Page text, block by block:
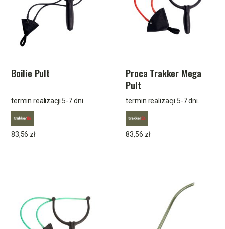
Boilie Pult
termin realizacji 5-7 dni.
83,56 zł
Proca Trakker Mega
Pult
termin realizacji 5-7 dni.
83,56 zł